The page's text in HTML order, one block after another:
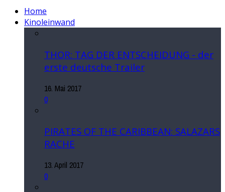
Home
Kinoleinwand
THOR: TAG DER ENTSCHEIDUNG - der
erste deutsche Trailer
16. Mai 2017
0
PIRATES OF THE CARIBBEAN: SALAZARS
RACHE
13. April 2017
0